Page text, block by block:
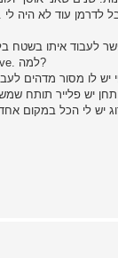
לדרמן עוד לא היה
איתו בשטח
מחשב בצרכים שלי] הלכתי לקנות את ה latherman wave. למה?
לו מסור מדהים
יש לי הכל במקום